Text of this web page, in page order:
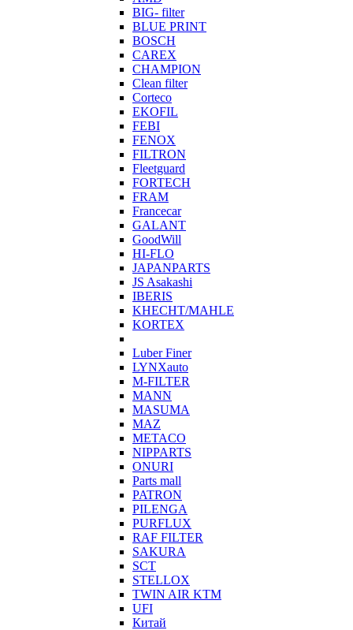
BIG- filter
BLUE PRINT
BOSCH
CAREX
CHAMPION
Clean filter
Corteco
EKOFIL
FEBI
FENOX
FILTRON
Fleetguard
FORTECH
FRAM
Francecar
GALANT
GoodWill
HI-FLO
JAPANPARTS
JS Asakashi
IBERIS
KHECHT/MAHLE
KORTEX
Luber Finer
LYNXauto
M-FILTER
MANN
MASUMA
MAZ
METACO
NIPPARTS
ONURI
Parts mall
PATRON
PILENGA
PURFLUX
RAF FILTER
SAKURA
SCT
STELLOX
TWIN AIR KTM
UFI
Китай